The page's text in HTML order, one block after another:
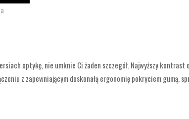
optykę, nie umknie Ci żaden szczegół. Najwyższy
z zapewniającym doskonałą ergonomię pokryciem